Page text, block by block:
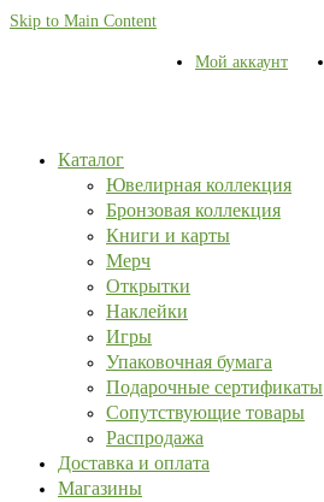
Skip to Main Content
Мой аккаунт
Каталог
Ювелирная коллекция
Бронзовая коллекция
Книги и карты
Мерч
Открытки
Наклейки
Игры
Упаковочная бумага
Подарочные сертификаты
Сопутствующие товары
Распродажа
Доставка и оплата
Магазины